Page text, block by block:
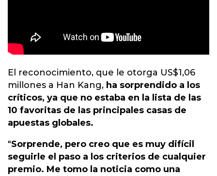
El reconocimiento, que le otorga US$1,06
millones a Han Kang, ha sorprendido a los
críticos, ya que no estaba en la lista de las
10 favoritas de las principales casas de
apuestas globales.
"Sorprende, pero creo que es muy difícil
seguirle el paso a los criterios de cualquier
premio. Me tomo la noticia como una